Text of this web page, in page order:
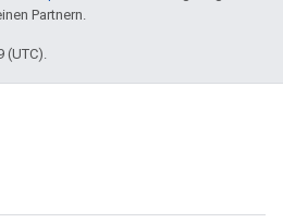
Partnern.
(UTC).